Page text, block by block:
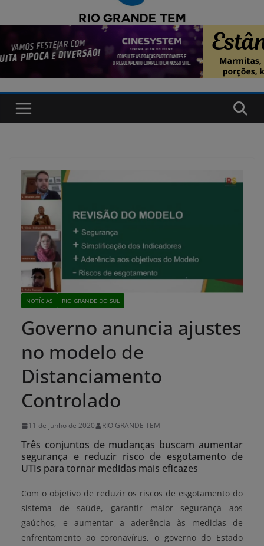
NOTÍCIAS RIO GRANDE DO SUL
Governo anuncia ajustes
no modelo de
Distanciamento
Controlado
11 de junho de 2020 RIO GRANDE TEM
Três conjuntos de mudanças buscam aumentar
segurança e reduzir risco de esgotamento de
UTIs para tornar medidas mais eficazes
Com o objetivo de reduzir os riscos de esgotamento do
sistema de saúde, garantir maior segurança aos
gaúchos, e aumentar a aderência às medidas de
enfrentamento ao coronavírus, o governo do Estado